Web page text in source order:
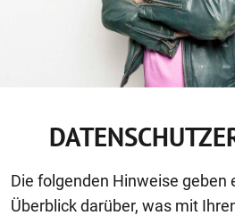
Die folgenden Hinweise geben
Überblick darüber, was mit